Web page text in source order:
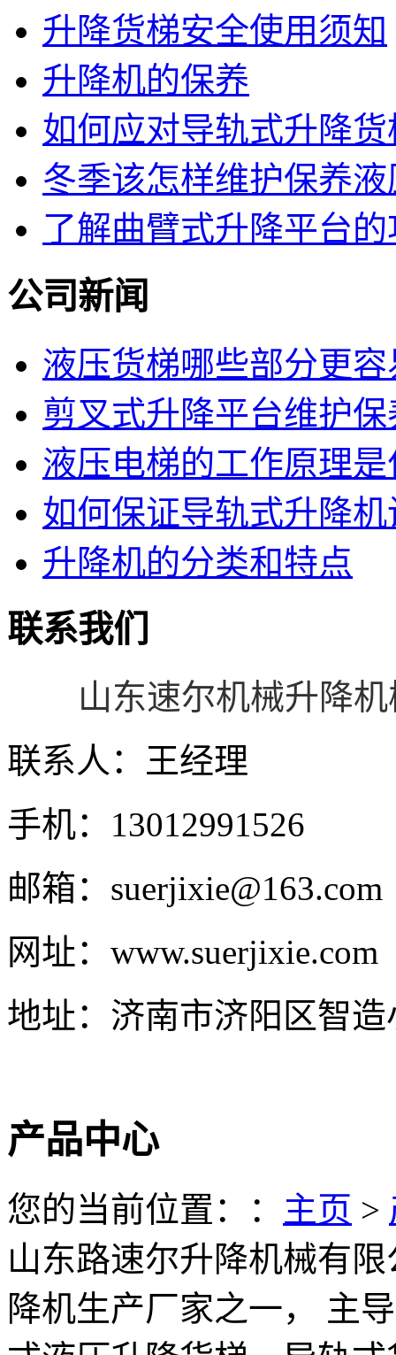
升降货梯安全使用须知
升降机的保养
如何应对导轨式升降
冬季该怎样维护保养
了解曲臂式升降平台
公司新闻
液压货梯哪些部分更
剪叉式升降平台维护
液压电梯的工作原理是
如何保证导轨式升降
升降机的分类和特点
联系我们
山东速尔机械升降
联系人：王经理
手机：13012991526
邮箱：suerjixie@163.com
网址：www.suerjixie.com
地址：济南市济阳区智造
产品中心
您的当前位置：： 主页 >
山东路速尔升降机械有
降机生产厂家之一， 主